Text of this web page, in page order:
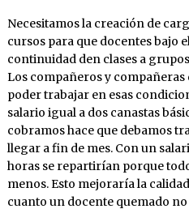
Necesitamos la creación de
cursos para que docentes bajo
continuidad den clases a
Los compañeros y
poder trabajar en esas
salario igual a dos canastas
cobramos hace que debamos
llegar a fin de mes. Con un
horas se repartirían porque
menos. Esto mejoraría la
cuanto un docente quemado